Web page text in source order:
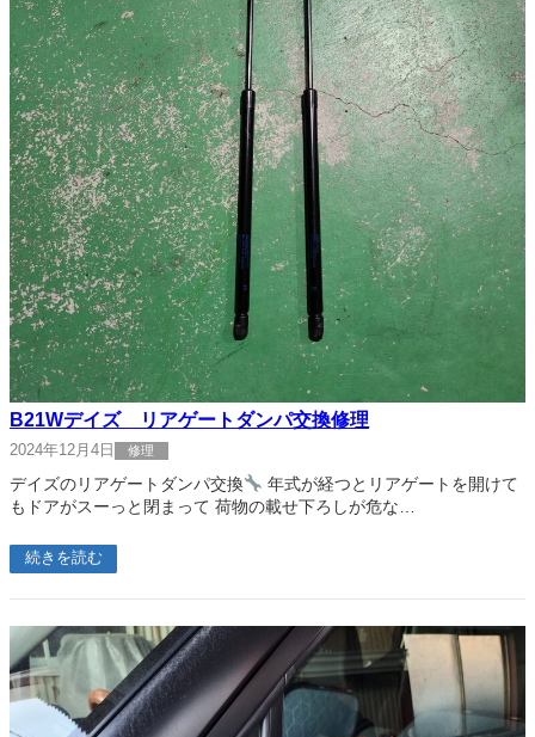
B21Wデイズ リアゲートダンパ交換修理
2024年12月4日 修理
デイズのリアゲートダンパ交換
年式が経つとリアゲートを開けて
もドアがスーっと閉まって 荷物の載せ下ろしが危な…
続きを読む